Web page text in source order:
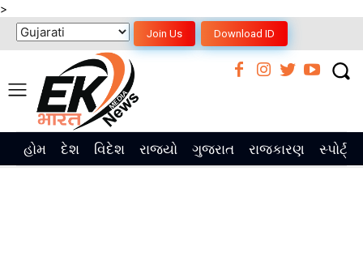
>
Join Us Download ID
હોમ દેશ વિદેશ રાજ્યો ગુજરાત રાજકારણ સ્પોર્ટ્સ